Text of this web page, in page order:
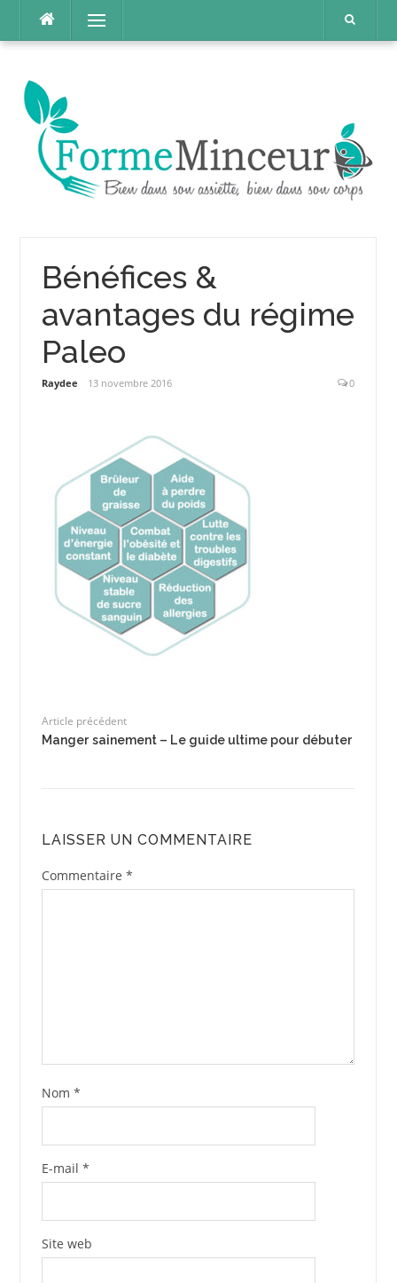
contenu
Menu
Bénéfices &
avantages du régime
Paleo
Raydee 13 novembre 2016 0
Article précédent
Manger sainement – Le guide ultime pour débuter
LAISSER UN COMMENTAIRE
Commentaire *
Nom *
E-mail *
Site web